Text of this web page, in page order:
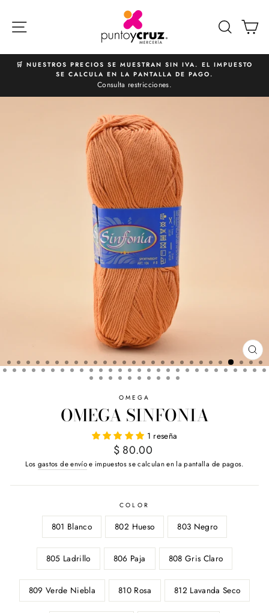
directamente
diapositivas
🛒 NUESTROS PRECIOS SE MUESTRAN SIN IVA. EL IMPUESTO
SE CALCULA EN LA PANTALLA DE PAGO.
Consulta restricciones.
OMEGA
OMEGA SINFONIA
1 reseña
Precio
habitual
$ 80.00
Los gastos de envíoe impuestos se calculan en la pantalla de pagos.
COLOR
801 Blanco 802 Hueso 803 Negro
805 Ladrillo 806 Paja 808 Gris Claro
809 Verde Niebla 810 Rosa 812 Lavanda Seco